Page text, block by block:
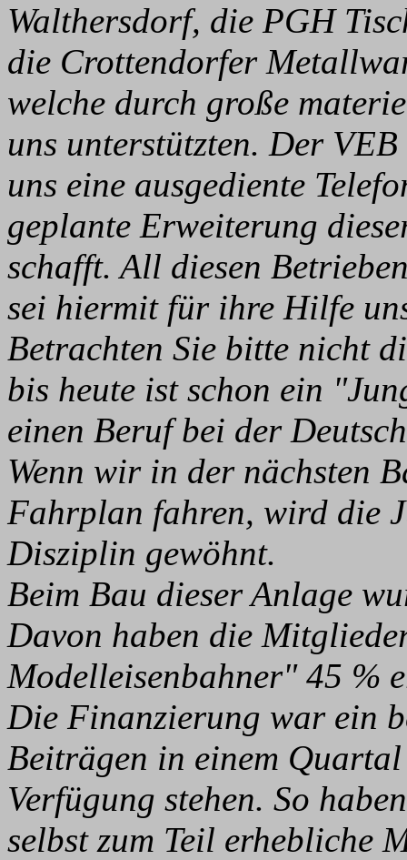
Walthersdorf, die PGH
die Crottendorfer
welche durch große
uns unterstützten. Der
uns eine ausgediente
geplante Erweiterung
schafft. All diesen
sei hiermit für ihre Hilfe
Betrachten Sie bitte nicht
bis heute ist schon ein
einen Beruf bei der
Wenn wir in der nächsten
Fahrplan fahren, wird die
Disziplin gewöhnt.
Beim Bau dieser Anlage
Davon haben die
Modelleisenbahner" 45 %
Die Finanzierung war ein
Beiträgen in einem
Verfügung stehen. So
selbst zum Teil erhebliche